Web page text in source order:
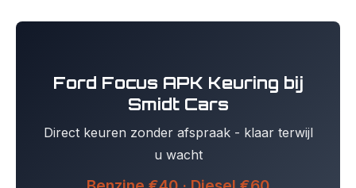
Ford Focus APK Keuring bij
Smidt Cars
Direct keuren zonder afspraak - klaar terwijl
u wacht